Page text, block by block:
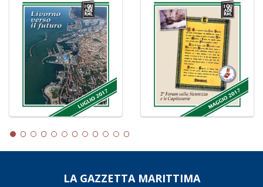
LA GAZZETTA MARITTIMA